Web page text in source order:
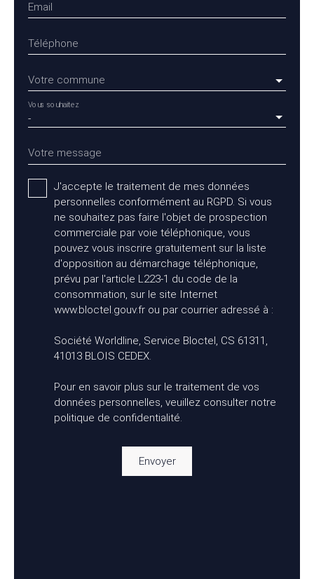
Email
Téléphone
Votre commune
-
Vous souhaitez
Votre message
J'accepte le traitement de mes données
personnelles conformément au RGPD. Si vous
ne souhaitez pas faire l'objet de prospection
commerciale par voie téléphonique, vous
pouvez vous inscrire gratuitement sur la liste
d'opposition au démarchage téléphonique,
prévu par l'article L223-1 du code de la
consommation, sur le site Internet
www.bloctel.gouv.fr ou par courrier adressé à :
Société Worldline, Service Bloctel, CS 61311,
41013 BLOIS CEDEX.
Pour en savoir plus sur le traitement de vos
données personnelles, veuillez consulter notre
politique de confidentialité.
Envoyer